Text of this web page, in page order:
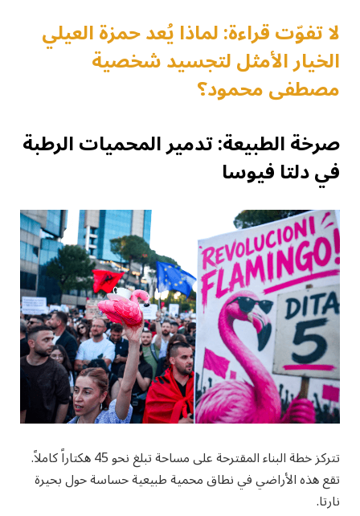
لا تفوّت قراءة: لماذا يُعد حمزة العيلي
الخيار الأمثل لتجسيد شخصية
مصطفى محمود؟
صرخة الطبيعة: تدمير المحميات الرطبة
في دلتا فيوسا
تتركز خطة البناء المقترحة على مساحة تبلغ نحو 45 هكتاراً كاملاً.
تقع هذه الأراضي في نطاق محمية طبيعية حساسة حول بحيرة
نارتا.